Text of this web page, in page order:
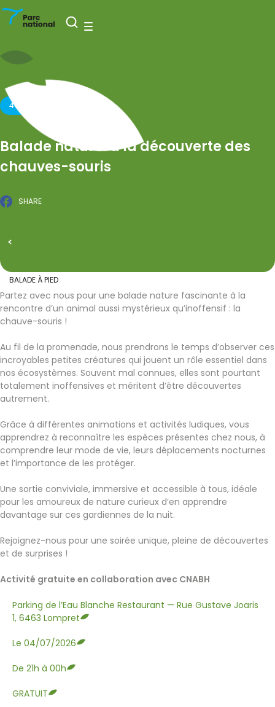
Nationaal Park Entre-Sambre-et-Meuse
Open zoeken
4 JULI 2026
Balade nature: à la découverte des
chauves-souris
SHARE
Facebook
Alle evenementen
BALADE À PIED
Partez avec nous pour une balade nature fascinante à la
rencontre d’un animal aussi mystérieux qu’inoffensif : la
chauve-souris !
Au fil de la promenade, nous prendrons le temps d’observer ces
incroyables petites créatures qui jouent un rôle essentiel dans
nos écosystèmes. Souvent mal connues, elles sont pourtant
totalement inoffensives et méritent d’être découvertes
autrement.
Grâce à différentes animations et activités ludiques, vous
apprendrez à reconnaître les espèces présentes chez nous, à
comprendre leur mode de vie, leurs déplacements nocturnes
et l’importance de les protéger.
Une sortie conviviale, immersive et accessible à tous, idéale
pour les amoureux de nature curieux d’en apprendre
davantage sur ces gardiennes de la nuit.
Rejoignez-nous pour une soirée unique, pleine de découvertes
et de surprises !
Activité gratuite en collaboration avec CNABH
Parking de l’Eau Blanche Restaurant — Rue Gustave Joaris
1, 6463 Lompret
Le 04/07/2026
De 21h à 00h
GRATUIT